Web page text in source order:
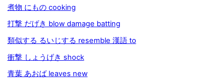
煮物 にもの cooking
打撃 だげき blow damage batting
類似する るいじする resemble 漢語 to
衝撃 しょうげき shock
青葉 あおば leaves new